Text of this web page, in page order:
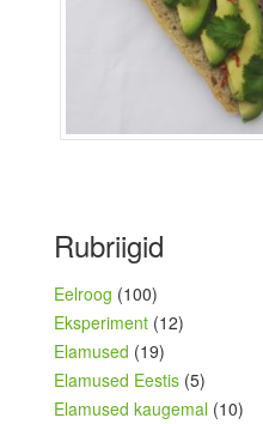
Rubriigid
Eelroog (100)
Eksperiment (12)
Elamused (19)
Elamused Eestis (5)
Elamused kaugemal (10)